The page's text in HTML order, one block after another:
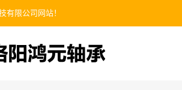
有限公司网站！